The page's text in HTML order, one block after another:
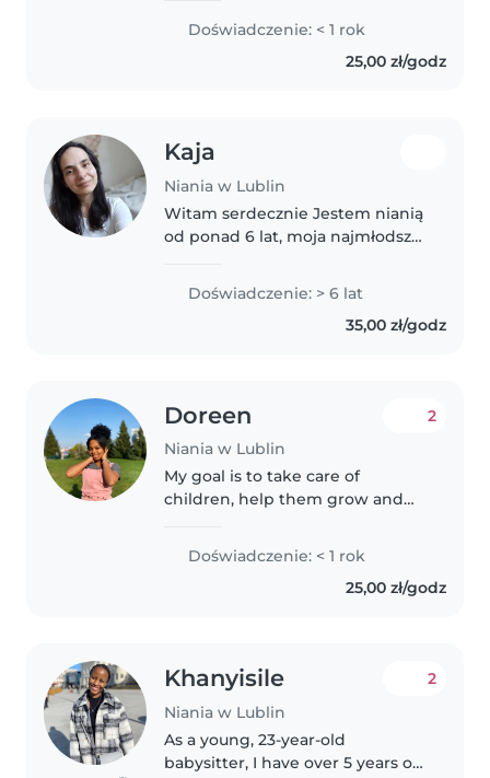
and responsible person who
enjoys playing games, doing
crafts, reading stories, and
Doświadczenie: < 1 rok
25,00 zł/godz
Kaja
Niania w Lublin
Witam serdecznie Jestem nianią
od ponad 6 lat, moja najmłodsza
kieruje się bliskosciowym
podejściem, daje przestrzeń do
Doświadczenie: > 6 lat
35,00 zł/godz
Doreen
Niania w Lublin
2
My goal is to take care of
children, help them grow and
describe myself in five adjectives
honest, hardworking and a good
Doświadczenie: < 1 rok
25,00 zł/godz
Khanyisile
Niania w Lublin
2
As a young, 23-year-old
babysitter, I have over 5 years of